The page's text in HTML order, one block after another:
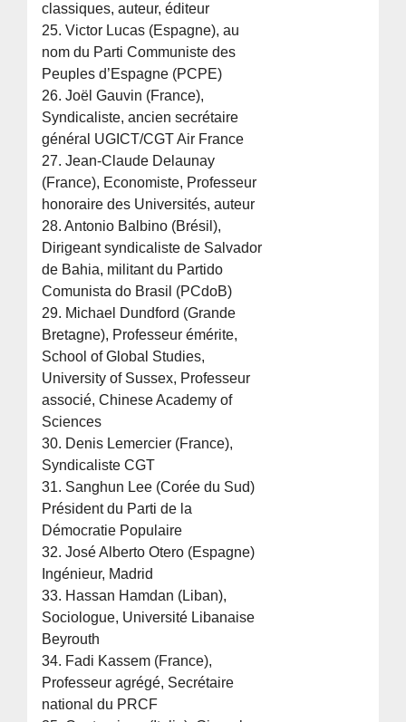
classiques, auteur, éditeur
25. Victor Lucas (Espagne), au
nom du Parti Communiste des
Peuples d’Espagne (PCPE)
26. Joël Gauvin (France),
Syndicaliste, ancien secrétaire
général UGICT/CGT Air France
27. Jean-Claude Delaunay
(France), Economiste, Professeur
honoraire des Universités, auteur
28. Antonio Balbino (Brésil),
Dirigeant syndicaliste de Salvador
de Bahia, militant du Partido
Comunista do Brasil (PCdoB)
29. Michael Dundford (Grande
Bretagne), Professeur émérite,
School of Global Studies,
University of Sussex, Professeur
associé, Chinese Academy of
Sciences
30. Denis Lemercier (France),
Syndicaliste CGT
31. Sanghun Lee (Corée du Sud)
Président du Parti de la
Démocratie Populaire
32. José Alberto Otero (Espagne)
Ingénieur, Madrid
33. Hassan Hamdan (Liban),
Sociologue, Université Libanaise
Beyrouth
34. Fadi Kassem (France),
Professeur agrégé, Secrétaire
national du PRCF